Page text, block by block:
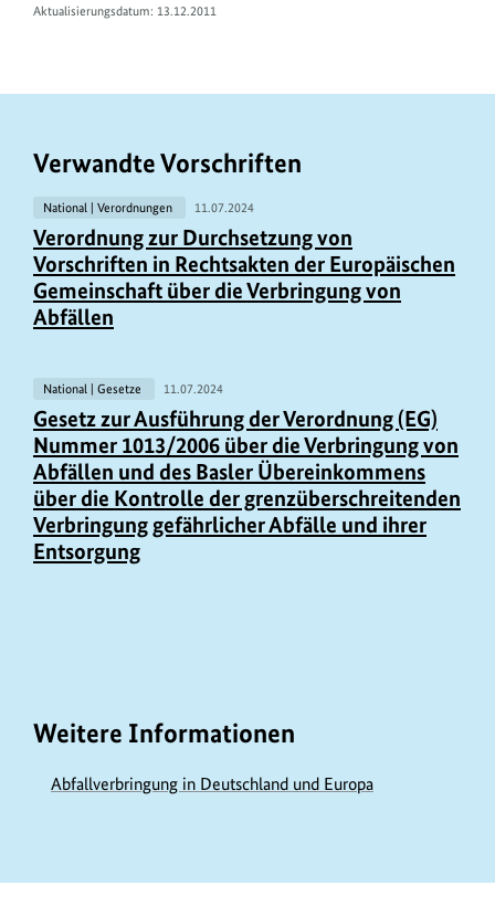
s
Aktualisierungsdatum: 13.12.2011
Verwandte Vorschriften
National | Verordnungen 11.07.2024
Verordnung zur Durchsetzung von
Vorschriften in Rechtsakten der Europäischen
Gemeinschaft über die Verbringung von
Abfällen
National | Gesetze 11.07.2024
Gesetz zur Ausführung der Verordnung (EG)
Nummer 1013/2006 über die Verbringung von
Abfällen und des Basler Übereinkommens
über die Kontrolle der grenzüberschreitenden
Verbringung gefährlicher Abfälle und ihrer
Entsorgung
Weitere Informationen
Abfallverbringung in Deutschland und Europa